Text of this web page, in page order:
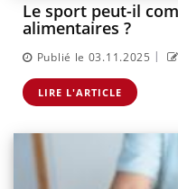
Le sport peut-il
alimentaires ?
Publié le 03.11.2025 |
LIRE L'ARTICLE